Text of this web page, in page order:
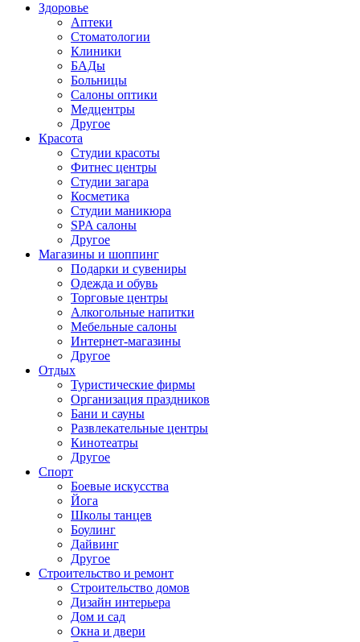
Здоровье
Аптеки
Стоматологии
Клиники
БАДы
Больницы
Салоны оптики
Медцентры
Другое
Красота
Студии красоты
Фитнес центры
Студии загара
Косметика
Студии маникюра
SPA салоны
Другое
Магазины и шоппинг
Подарки и сувениры
Одежда и обувь
Торговые центры
Алкогольные напитки
Мебельные салоны
Интернет-магазины
Другое
Отдых
Туристические фирмы
Организация праздников
Бани и сауны
Развлекательные центры
Кинотеатры
Другое
Спорт
Боевые искусства
Йога
Школы танцев
Боулинг
Дайвинг
Другое
Строительство и ремонт
Строительство домов
Дизайн интерьера
Дом и сад
Окна и двери